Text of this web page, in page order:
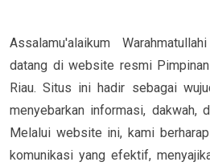
Assalamu'alaikum
datang di website resmi
Riau. Situs ini hadir sebagai
menyebarkan informasi, dakwah,
Melalui website ini, kami
komunikasi yang efektif,